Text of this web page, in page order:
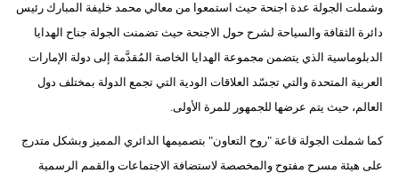
وشملت الجولة عدة اجنحة حيث استمعوا من معالي محمد خليفة المبارك رئيس
دائرة الثقافة والسياحة لشرح حول الاجنحة حيث تضمنت الجولة جناح الهدايا
الدبلوماسية الذي يتضمن مجموعة الهدايا الخاصة المُقدَّمة إلى دولة الإمارات
العربية المتحدة والتي تجسّد العلاقات الودية التي تجمع الدولة بمختلف دول
العالم، حيث يتم عرضها للجمهور للمرة الأولى.
كما شملت الجولة قاعة "روح التعاون" بتصميمها الدائري المميز وبشكل متدرج
على هيئة مسرح مفتوح والمخصصة لاستضافة الاجتماعات والقمم الرسمية